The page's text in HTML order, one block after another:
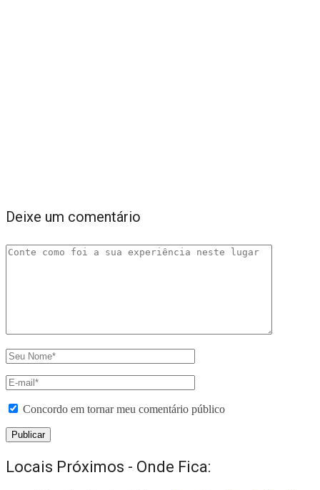
Deixe um comentário
Concordo em tornar meu comentário público
Locais Próximos - Onde Fica: